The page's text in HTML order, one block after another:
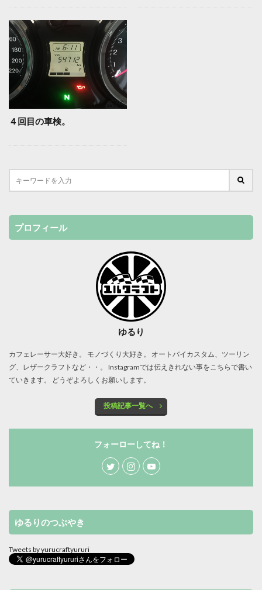
４回目の車検。
プロフィール
ゆるり
カフェレーサー大好き。 モノづくり大好き。 オートバイカスタム、ツーリン
グ、レザークラフトなど・・。 Instagramでは伝えきれない事をこちらで書い
ていきます。 どうぞよろしくお願いします。
投稿記事一覧へ
フォーローしてね！
ゆるりのつぶやき
Tweets by yurucraftyururi